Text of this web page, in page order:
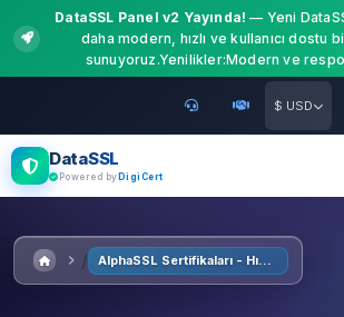
DataSSL Panel v2 Yayında! — Yeni
daha modern, hızlı ve kullanıcı dostu
sunuyoruz.Yenilikler:Modern ve
$ USD
DataSSL
Powered by DigiCert
AlphaSSL Sertifikaları - Hızlı ve Ekonomik DV SSL